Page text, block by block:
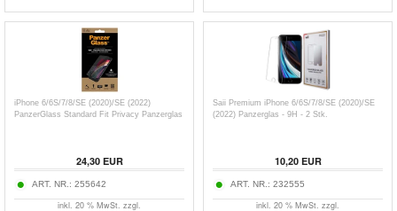
iPhone 6/6S/7/8/SE (2020)/SE (2022)
PanzerGlass Standard Fit Privacy Panzerglas
24,30EUR
ART. NR.: 255642
inkl. 20 % MwSt. zzgl.
Saii Premium iPhone 6/6S/7/8/SE (2020)/SE
(2022) Panzerglas - 9H - 2 Stk.
10,20EUR
ART. NR.: 232555
inkl. 20 % MwSt. zzgl.